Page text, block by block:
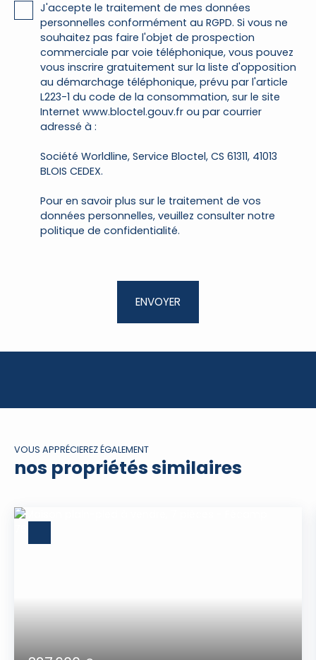
J'accepte le traitement de mes données
personnelles conformément au RGPD. Si vous ne
souhaitez pas faire l'objet de prospection
commerciale par voie téléphonique, vous pouvez
vous inscrire gratuitement sur la liste d'opposition
au démarchage téléphonique, prévu par l'article
L223-1 du code de la consommation, sur le site
Internet www.bloctel.gouv.fr ou par courrier
adressé à :
Société Worldline, Service Bloctel, CS 61311, 41013
BLOIS CEDEX.
Pour en savoir plus sur le traitement de vos
données personnelles, veuillez consulter notre
politique de confidentialité.
ENVOYER
VOUS APPRÉCIEREZ ÉGALEMENT
nos propriétés similaires